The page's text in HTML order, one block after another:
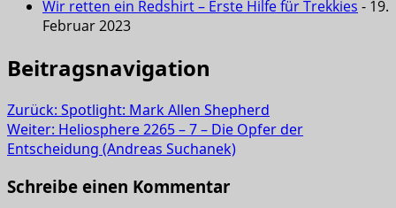
Wir retten ein Redshirt – Erste Hilfe für Trekkies - 19.
Februar 2023
Beitragsnavigation
Zurück: Spotlight: Mark Allen Shepherd
Weiter: Heliosphere 2265 – 7 – Die Opfer der
Entscheidung (Andreas Suchanek)
Schreibe einen Kommentar